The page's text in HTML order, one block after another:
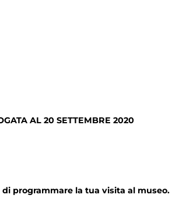
AL 20 SETTEMBRE 2020
di programmare la tua visita al museo.